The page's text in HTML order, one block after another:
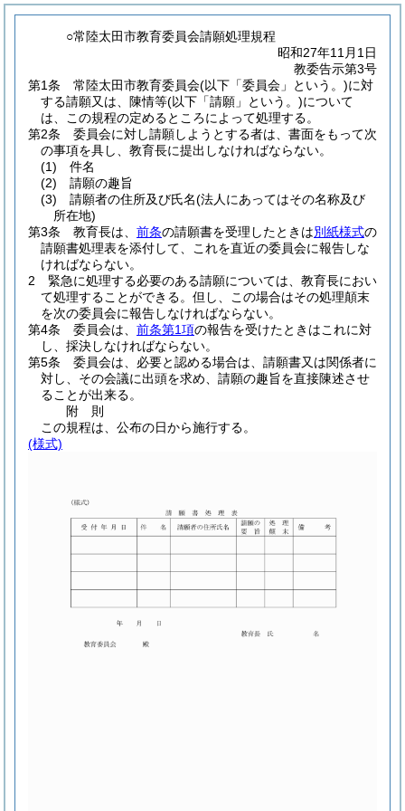
○常陸太田市教育委員会請願処理規程
昭和27年11月1日
教委告示第3号
第1条
常陸太田市教育委員会(以下「委員会」という。)に対
する請願又は、陳情等(以下「請願」という。)について
は、この規程の定めるところによって処理する。
第2条
委員会に対し請願しようとする者は、書面をもって次
の事項を具し、教育長に提出しなければならない。
(1)
件名
(2)
請願の趣旨
(3)
請願者の住所及び氏名(法人にあってはその名称及び
所在地)
第3条
教育長は、 前条の請願書を受理したときは別紙様式の
請願書処理表を添付して、これを直近の委員会に報告しな
ければならない。
2
緊急に処理する必要のある請願については、教育長におい
て処理することができる。 但し、この場合はその処理顛末
を次の委員会に報告しなければならない。
第4条
委員会は、 前条第1項の報告を受けたときはこれに対
し、採決しなければならない。
第5条
委員会は、必要と認める場合は、請願書又は関係者に
対し、その会議に出頭を求め、請願の趣旨を直接陳述させ
ることが出来る。
附 則
この規程は、公布の日から施行する。
(様式)